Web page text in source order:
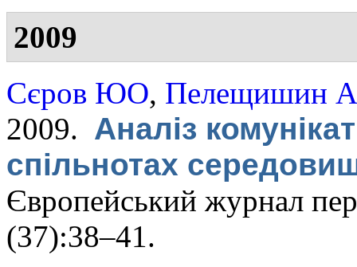
2009
Сєров ЮО, Пелещишин
2009. Аналіз
спільнотах
Європейський журнал
(37):38–41.